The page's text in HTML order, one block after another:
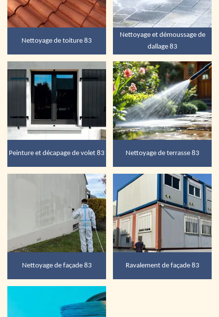
Nettoyage de toiture 83
Nettoyage et démoussage de
dallage 83
Peinture et décapage de volet 83 Nettoyage de terrasse 83
Nettoyage de façade 83 Ravalement de façade 83